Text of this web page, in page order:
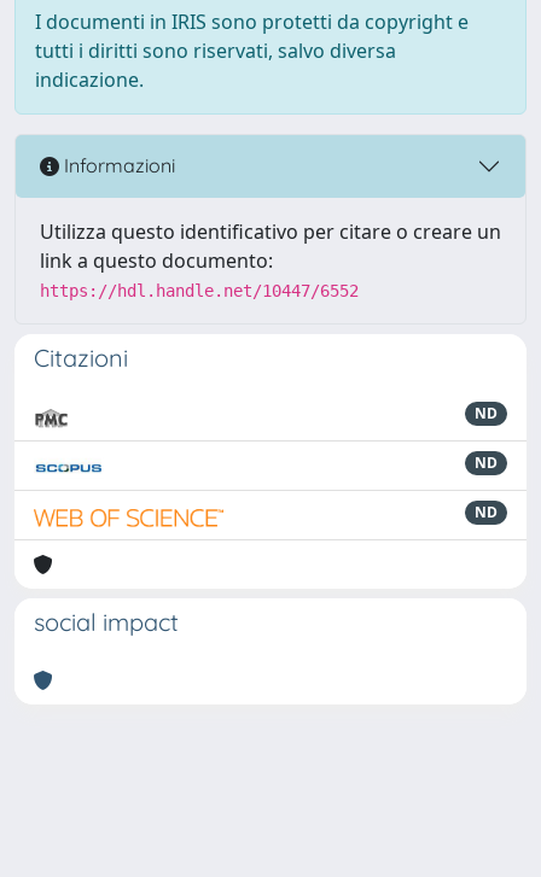
I documenti in IRIS sono protetti da copyright e
tutti i diritti sono riservati, salvo diversa
indicazione.
Informazioni
Utilizza questo identificativo per citare o creare un
link a questo documento:
https://hdl.handle.net/10447/6552
Citazioni
ND
ND
ND
social impact